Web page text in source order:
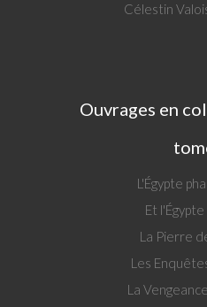
Célestin
Ouvrages en
L'Égypte
Et
La Pierre
Les
La